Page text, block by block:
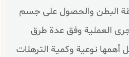
البطن والحصول على جسم
العملية وفق عدة طرق
أهمها نوعية وكمية الترهلات